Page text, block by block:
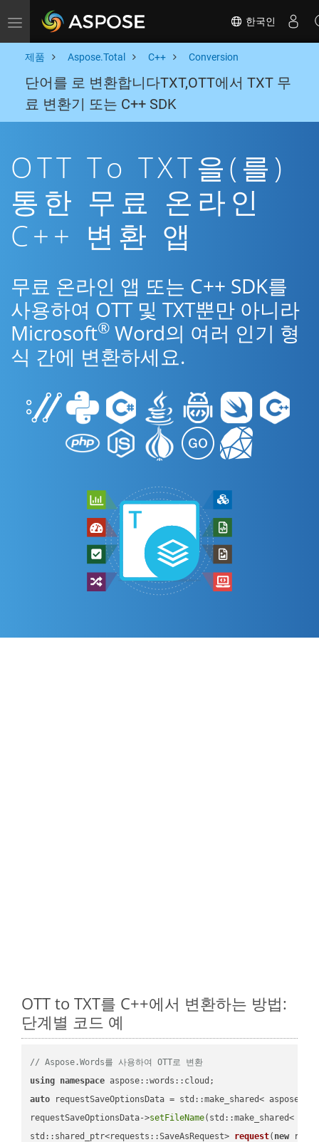
Toggle navigation 한국인
제품 Aspose.Total C++ Conversion
단어를 로 변환합니다TXT,OTT에서 TXT 무
료 변환기 또는 C++ SDK
OTT To TXT을(를)
통한 무료 온라인
C++ 변환 앱
무료 온라인 앱 또는 C++ SDK를
사용하여 OTT 및 TXT뿐만 아니라
Microsoft® Word의 여러 인기 형
식 간에 변환하세요.
OTT to TXT를 C++에서 변환하는 방법:
단계별 코드 예
// Aspose.Words를 사용하여 OTT로 변환
using namespace
auto requestSaveOptionsData = std::make_shared<
requestSaveOptionsData->setFileName(std::make_shared<
std::shared_ptr<requests::SaveAsRequest> request( new